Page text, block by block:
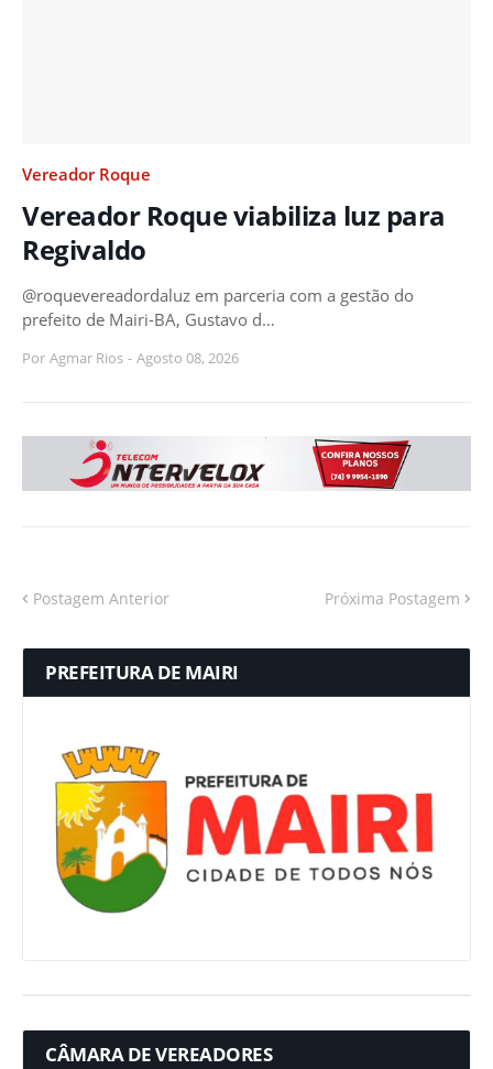
Vereador Roque
Vereador Roque viabiliza luz para
Regivaldo
@roquevereadordaluz em parceria com a gestão do
prefeito de Mairi-BA, Gustavo d…
Por Agmar Rios - Agosto 08, 2026
Postagem Anterior Próxima Postagem
PREFEITURA DE MAIRI
CÂMARA DE VEREADORES